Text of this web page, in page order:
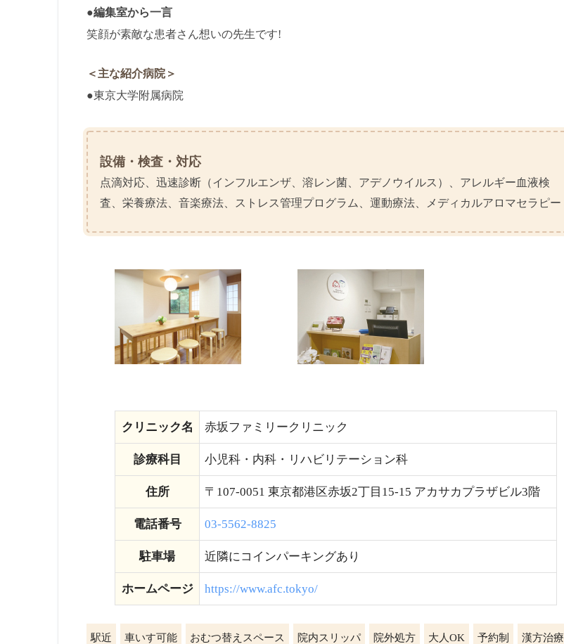
●編集室から一言
笑顔が素敵な患者さん想いの先生です!
＜主な紹介病院＞
●東京大学附属病院
設備・検査・対応
点滴対応、迅速診断（インフルエンザ、溶レン菌、アデノウイルス）、アレルギー血液検
査、栄養療法、音楽療法、ストレス管理プログラム、運動療法、メディカルアロマセラピー
クリニック名 赤坂ファミリークリニック
診療科目 小児科・内科・リハビリテーション科
住所 〒107-0051 東京都港区赤坂2丁目15-15 アカサカプラザビル3階
電話番号 03-5562-8825
駐車場 近隣にコインパーキングあり
ホームページ https://www.afc.tokyo/
駅近 車いす可能 おむつ替えスペース 院内スリッパ 院外処方 大人OK 予約制 漢方治療